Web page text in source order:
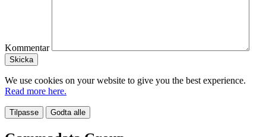
Kommentar
We use cookies on your website to give you the best experience.
Read more here.
Tilpasse Godta alle